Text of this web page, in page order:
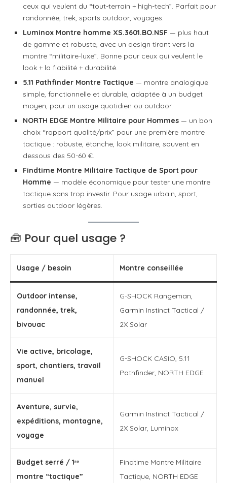
ceux qui veulent du “tout-terrain + high-tech”. Parfait pour
randonnée, trek, sports outdoor, voyages.
Luminox Montre homme XS.3601.BO.NSF — plus haut
de gamme et robuste, avec un design tirant vers la
montre “militaire-luxe”. Bonne pour ceux qui veulent le
look + la fiabilité + durabilité.
5.11 Pathfinder Montre Tactique — montre analogique
simple, fonctionnelle et durable, adaptée à un budget
moyen, pour un usage quotidien ou outdoor.
NORTH EDGE Montre Militaire pour Hommes — un bon
choix “rapport qualité/prix” pour une première montre
tactique : robuste, étanche, look militaire, souvent en
dessous des 50-60 €.
Findtime Montre Militaire Tactique de Sport pour
Homme — modèle économique pour tester une montre
tactique sans trop investir. Pour usage urbain, sport,
sorties outdoor légères.
🧰 Pour quel usage ?
Usage / besoin Montre conseillée
Outdoor intense,
randonnée, trek,
bivouac
G-SHOCK Rangeman,
Garmin Instinct Tactical /
2X Solar
Vie active, bricolage,
sport, chantiers, travail
manuel
G-SHOCK CASIO, 5.11
Pathfinder, NORTH EDGE
Aventure, survie,
expéditions, montagne,
voyage
Garmin Instinct Tactical /
2X Solar, Luminox
Budget serré / 1ʳᵉ
montre “tactique”
Findtime Montre Militaire
Tactique, NORTH EDGE